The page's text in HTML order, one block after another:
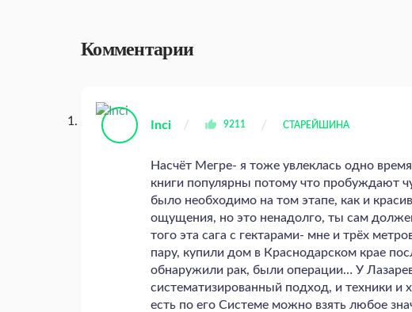
Комментарии
Inci 9211 СТАРЕЙШИНА
Насчёт Мегре- я тоже увлеклась одно
книги популярны потому что пробуждают
было необходимо на том этапе, как и
ощущения, но это ненадолго, ты сам
того эта сага с гектарами- мне и трёх
пару, купили дом в Краснодарском крае
обнаружили рак, были операции… У
систематизированный подход, и техники и
есть по его Системе можно взять любое